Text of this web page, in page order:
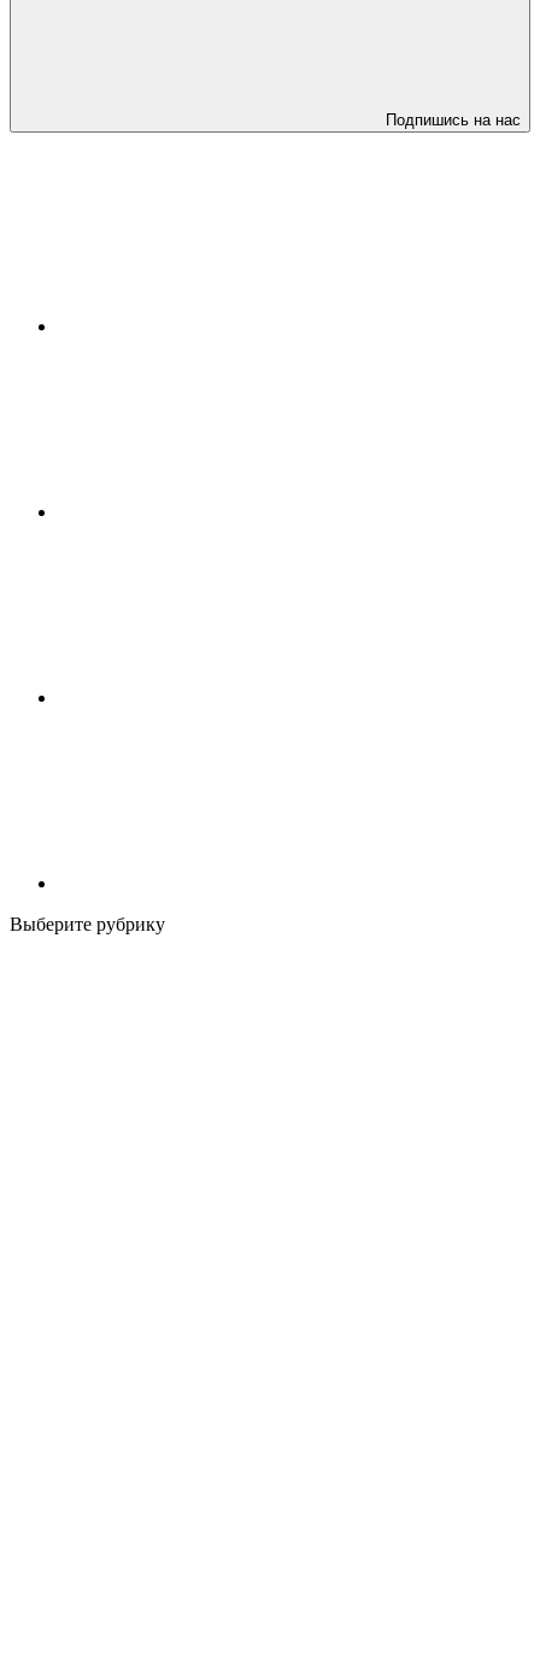
Подпишись на нас
Выберите рубрику